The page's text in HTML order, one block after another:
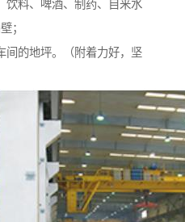
饮料、啤酒、制药、自来水
；
间的地坪。（附着力好，坚